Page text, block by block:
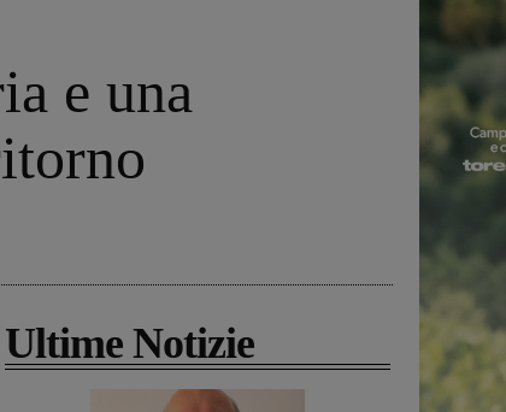
e una
Ultime Notizie